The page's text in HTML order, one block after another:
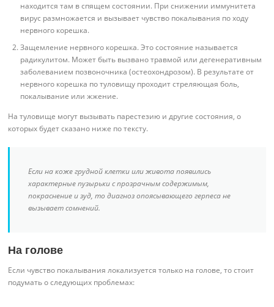
находится там в спящем состоянии. При снижении иммунитета
вирус размножается и вызывает чувство покалывания по ходу
нервного корешка.
Защемление нервного корешка. Это состояние называется
радикулитом. Может быть вызвано травмой или дегенеративным
заболеванием позвоночника (остеохондрозом). В результате от
нервного корешка по туловищу проходит стреляющая боль,
покалывание или жжение.
На туловище могут вызывать парестезию и другие состояния, о
которых будет сказано ниже по тексту.
Если на коже грудной клетки или живота появились
характерные пузырьки с прозрачным содержимым,
покраснение и зуд, то диагноз опоясывающего герпеса не
вызывает сомнений.
На голове
Если чувство покалывания локализуется только на голове, то стоит
подумать о следующих проблемах: